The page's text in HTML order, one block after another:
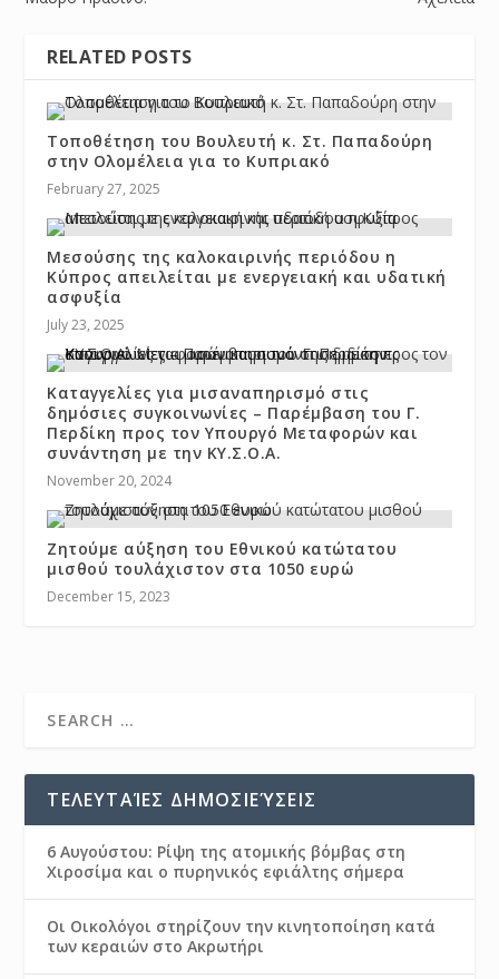
RELATED POSTS
Τοποθέτηση του Βουλευτή κ. Στ. Παπαδούρη
στην Ολομέλεια για το Κυπριακό
February 27, 2025
Μεσούσης της καλοκαιρινής περιόδου η
Κύπρος απειλείται με ενεργειακή και υδατική
ασφυξία
July 23, 2025
Καταγγελίες για μισαναπηρισμό στις
δημόσιες συγκοινωνίες – Παρέμβαση του Γ.
Περδίκη προς τον Υπουργό Μεταφορών και
συνάντηση με την ΚΥ.Σ.Ο.Α.
November 20, 2024
Ζητούμε αύξηση του Εθνικού κατώτατου
μισθού τουλάχιστον στα 1050 ευρώ
December 15, 2023
ΤΕΛΕΥΤΑΊΕΣ ΔΗΜΟΣΙΕΎΣΕΙΣ
6 Αυγούστου: Ρίψη της ατομικής βόμβας στη
Χιροσίμα και ο πυρηνικός εφιάλτης σήμερα
Οι Οικολόγοι στηρίζουν την κινητοποίηση κατά
των κεραιών στο Ακρωτήρι